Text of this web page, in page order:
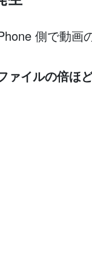
側で動画
ァイルの倍ほ